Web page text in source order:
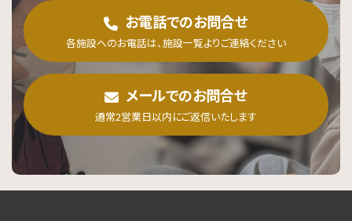
お電話でのお問合せ
各施設へのお電話は、施設一覧よりご連絡ください
メールでのお問合せ
通常2営業日以内にご返信いたします